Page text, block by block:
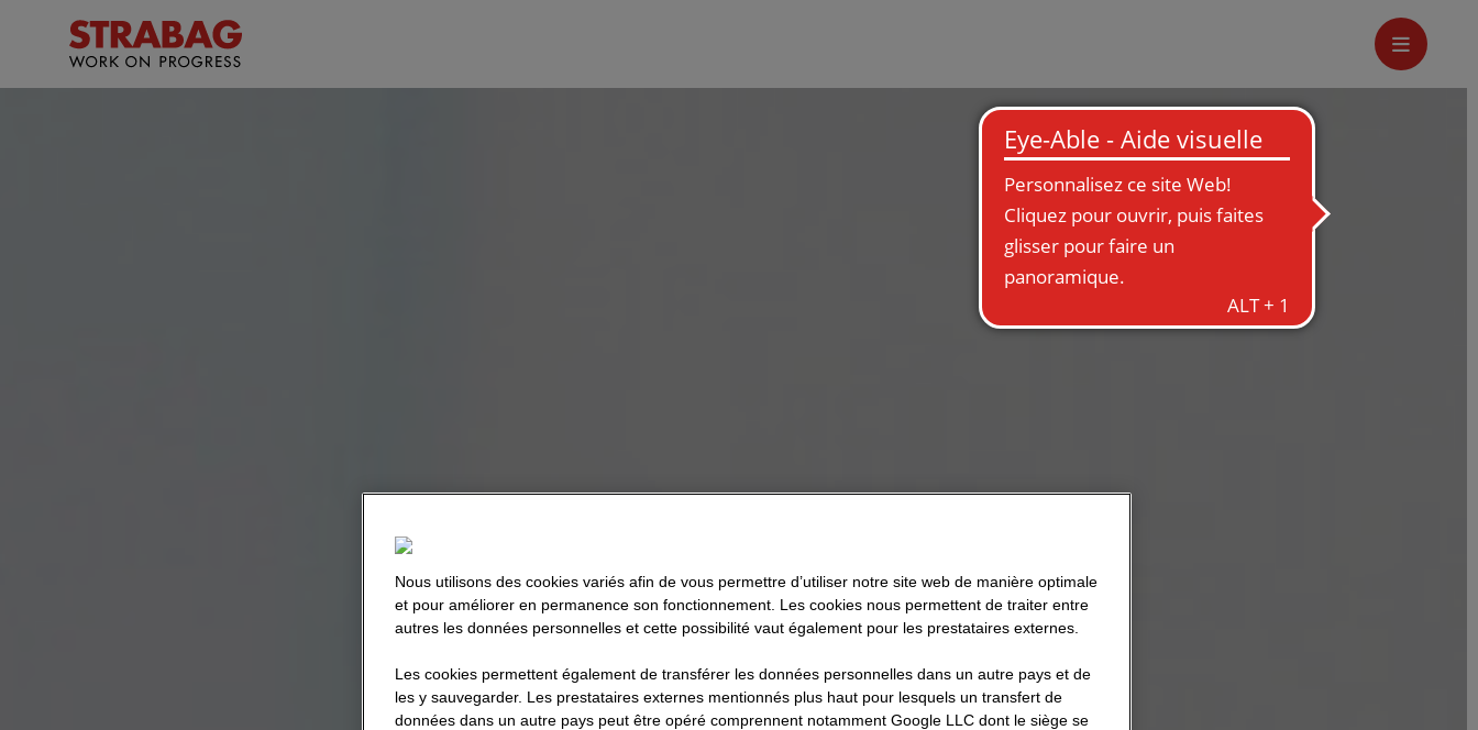
Nous utilisons des cookies variés afin de vous permettre d’utiliser notre site web de manière optimale
et pour améliorer en permanence son fonctionnement. Les cookies nous permettent de traiter entre
autres les données personnelles et cette possibilité vaut également pour les prestataires externes.
Les cookies permettent également de transférer les données personnelles dans un autre pays et de
les y sauvegarder. Les prestataires externes mentionnés plus haut pour lesquels un transfert de
données dans un autre pays peut être opéré comprennent notamment Google LLC dont le siège se